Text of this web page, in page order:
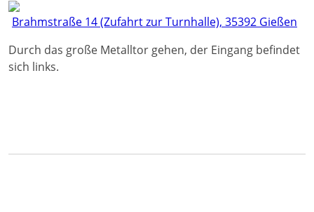
Brahmstraße 14 (Zufahrt zur Turnhalle), 35392 Gießen
Durch das große Metalltor gehen, der Eingang befindet
sich links.